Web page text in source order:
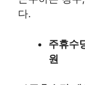
다.
주휴수
원